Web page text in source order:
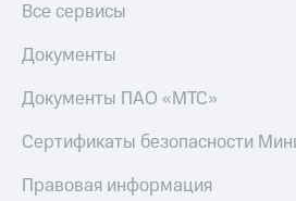
и
дом
Планшеты
Акции
Все сервисы
Документы
Документы ПАО «МТС»
Сертификаты безопасности
Правовая информация